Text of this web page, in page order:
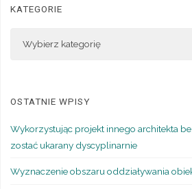
KATEGORIE
OSTATNIE WPISY
Wykorzystując projekt innego architekta
zostać ukarany dyscyplinarnie
Wyznaczenie obszaru oddziaływania